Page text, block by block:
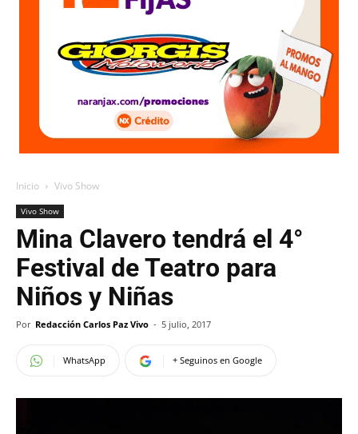
Inicio Vivo Show
Vivo Show
Mina Clavero tendrá el 4°
Festival de Teatro para
Niños y Niñas
Por Redacción Carlos Paz Vivo - 5 julio, 2017
WhatsApp + Seguinos en Google